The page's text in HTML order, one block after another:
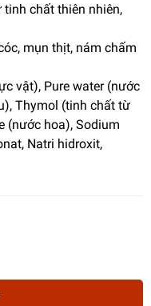
chất thiên nhiên,
mụn thịt, nám chấm
vật), Pure water (nước
Thymol (tinh chất từ
(nước hoa), Sodium
Natri hidroxit,